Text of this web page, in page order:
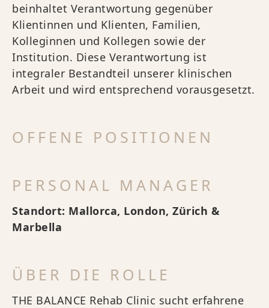
beinhaltet Verantwortung gegenüber
Klientinnen und Klienten, Familien,
Kolleginnen und Kollegen sowie der
Institution. Diese Verantwortung ist
integraler Bestandteil unserer klinischen
Arbeit und wird entsprechend vorausgesetzt.
OFFENE POSITIONEN
PERSONAL MANAGER
Standort: Mallorca, London, Zürich &
Marbella
ÜBER DIE ROLLE
THE BALANCE Rehab Clinic sucht erfahrene